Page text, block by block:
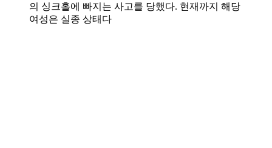
의 싱크홀에 빠지는 사고를 당했다. 현재까지 해당
여성은 실종 상태다